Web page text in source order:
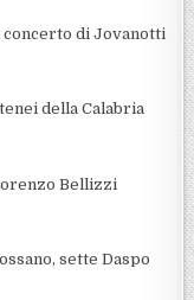
concerto di Jovanotti
della Calabria
Bellizzi
sette Daspo